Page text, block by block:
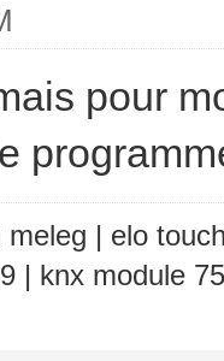
pour
| elo
| knx module